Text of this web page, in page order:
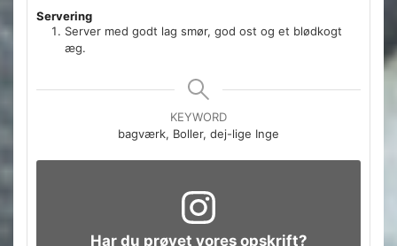
Servering
Server med godt lag smør, god ost og et blødkogt
æg.
KEYWORD
bagværk, Boller, dej-lige Inge
Har du prøvet vores opskrift?